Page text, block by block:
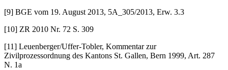
[9] BGE vom 19. August 2013, 5A_305/2013, Erw. 3.3
[10] ZR 2010 Nr. 72 S. 309
[11] Leuenberger/Uffer-Tobler, Kommentar zur
Zivilprozessordnung des Kantons St. Gallen, Bern 1999, Art. 287
N. 1a